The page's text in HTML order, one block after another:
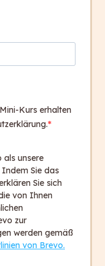
Kurs erhalten
als unsere
Sie das
Sie sich
von Ihnen
zur
werden gemäß
von Brevo.